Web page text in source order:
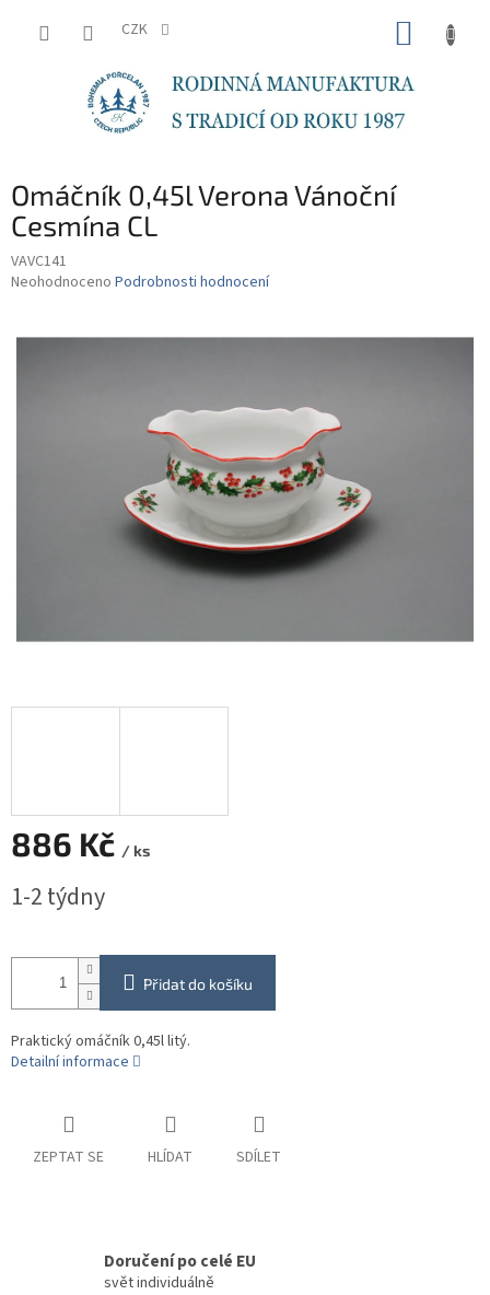
CZK
Omáčník 0,45l Verona Vánoční
Cesmína CL
VAVC141
Průměrné
je
Neohodnoceno Podrobnosti hodnocení
886 Kč / ks
cena:
1-2 týdny
Přidat do košíku
Praktický omáčník 0,45l litý.
Detailní informace
ZEPTAT SE HLÍDAT SDÍLET
Doručení po celé EU
svět individuálně